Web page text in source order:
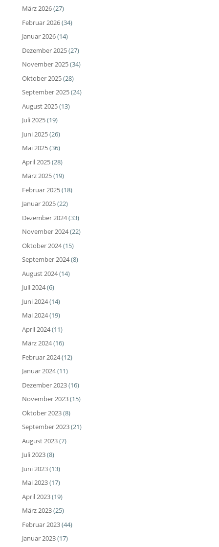
März 2026(27)
Februar 2026(34)
Januar 2026(14)
Dezember 2025(27)
November 2025(34)
Oktober 2025(28)
September 2025(24)
August 2025(13)
Juli 2025(19)
Juni 2025(26)
Mai 2025(36)
April 2025(28)
März 2025(19)
Februar 2025(18)
Januar 2025(22)
Dezember 2024(33)
November 2024(22)
Oktober 2024(15)
September 2024(8)
August 2024(14)
Juli 2024(6)
Juni 2024(14)
Mai 2024(19)
April 2024(11)
März 2024(16)
Februar 2024(12)
Januar 2024(11)
Dezember 2023(16)
November 2023(15)
Oktober 2023(8)
September 2023(21)
August 2023(7)
Juli 2023(8)
Juni 2023(13)
Mai 2023(17)
April 2023(19)
März 2023(25)
Februar 2023(44)
Januar 2023(17)